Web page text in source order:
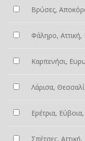
Βρύσες,
Φάληρο,
Καρπενήσι,
Λάρισα,
Ερέτρια,
Σπέτσες,